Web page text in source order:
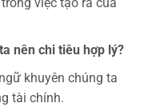
nên chi tiêu hợp lý?
khuyên chúng ta
tài chính.